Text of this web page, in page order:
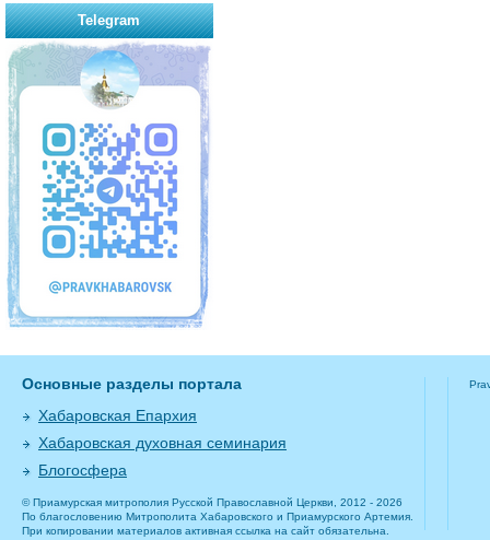
Telegram
Основные разделы портала
Хабаровская Епархия
Хабаровская духовная семинария
Блогосфера
© Приамурская митрополия Русской Православной Церкви, 2012 - 2026
По благословению Митрополита Хабаровского и Приамурского Артемия.
При копировании материалов активная ссылка на сайт обязательна.